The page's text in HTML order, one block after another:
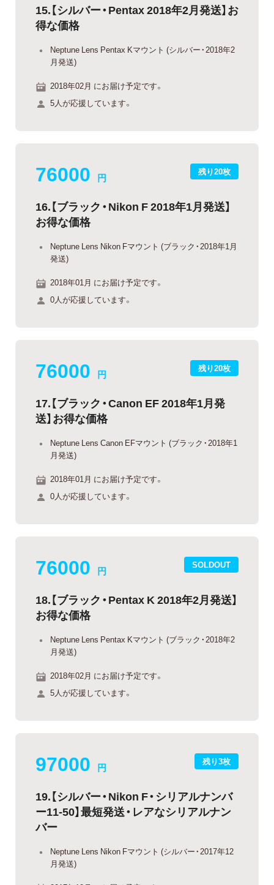
15.【シルバー・Pentax 2018年2月発送】お
得な価格
Neptune Lens Pentax Kマウント (シルバー・2018年2
月発送)
2018年02月 にお届け予定です。
5人が応援しています。
残り20枚
76000 円
16.【ブラック・Nikon F 2018年1月発送】
お得な価格
Neptune Lens Nikon Fマウント (ブラック・2018年1月
発送)
2018年01月 にお届け予定です。
0人が応援しています。
残り20枚
76000 円
17.【ブラック・Canon EF 2018年1月発
送】お得な価格
Neptune Lens Canon EFマウント (ブラック・2018年1
月発送)
2018年01月 にお届け予定です。
0人が応援しています。
SOLDOUT
76000 円
18.【ブラック・Pentax K 2018年2月発送】
お得な価格
Neptune Lens Pentax Kマウント (ブラック・2018年2
月発送)
2018年02月 にお届け予定です。
5人が応援しています。
残り3枚
97000 円
19.【シルバー・Nikon F・シリアルナンバ
ー11-50】最短発送・レアなシリアルナン
バー
Neptune Lens Nikon Fマウント (シルバー・2017年12
月発送)